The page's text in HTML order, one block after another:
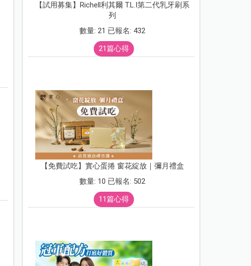
【試用募集】Richell利其爾 T.L.I第二代乳牙刷系
列
數量: 21 已報名: 432
21篇心得
【免費試吃】實心蛋捲 窗花綻放｜彌月禮盒
數量: 10 已報名: 502
11篇心得